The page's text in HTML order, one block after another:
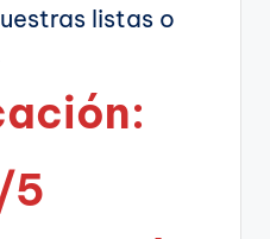
listas o
5